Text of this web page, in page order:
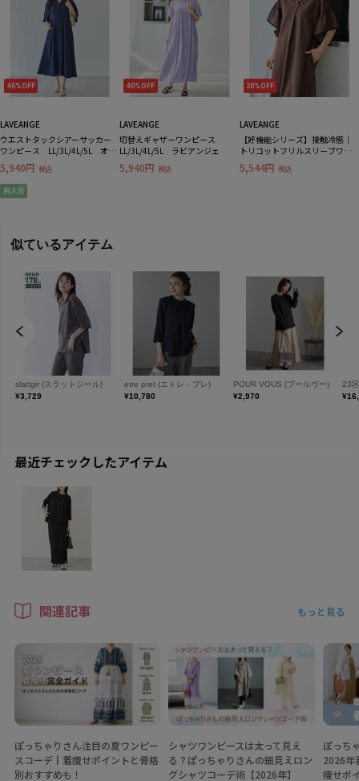
40%OFF
LAVEANGE
ウエストタックシアーサッカー
ワンピース LL/3L/4L/5L オン
オフ兼用 ラビアンジェ
5,940円 税込
再入荷
40%OFF
LAVEANGE
切替えギャザーワンピース
LL/3L/4L/5L ラビアンジェ
5,940円 税込
20%OFF
LAVEANGE
【好機能シリーズ】接触冷感｜
トリコットフリルスリーブワン
ピース LL/3L/4L/5L きれい
め ラビアンジェ
5,544円 税込
最近チェックしたアイテム
関連記事 もっと見る
ぽっちゃりさん注目の夏ワンピー
スコーデ┃着痩せポイントと骨格
別おすすめも！
シャツワンピースは太って見え
る？ぽっちゃりさんの細見えロン
グシャツコーデ術【2026年】
ぽっち
2026年
痩せポ